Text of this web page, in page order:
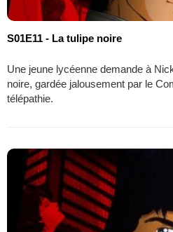
S01E11 - La tulipe noire
Une jeune lycéenne demande à
noire, gardée jalousement par le
télépathie.